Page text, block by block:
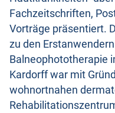
Fachzeitschriften,
Vorträge präsentiert.
zu den
Balneophototherapie
Kardorff war mit
wohnortnahen